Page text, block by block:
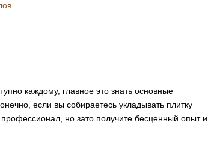
каждому, главное это знать основные
если вы собираетесь укладывать плитку
но зато получите бесценный опыт и